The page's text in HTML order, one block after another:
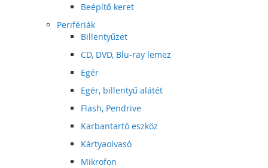
Beépítő keret
Perifériák
Billentyűzet
CD, DVD, Blu-ray lemez
Egér
Egér, billentyű alátét
Flash, Pendrive
Karbantartó eszköz
Kártyaolvasó
Mikrofon